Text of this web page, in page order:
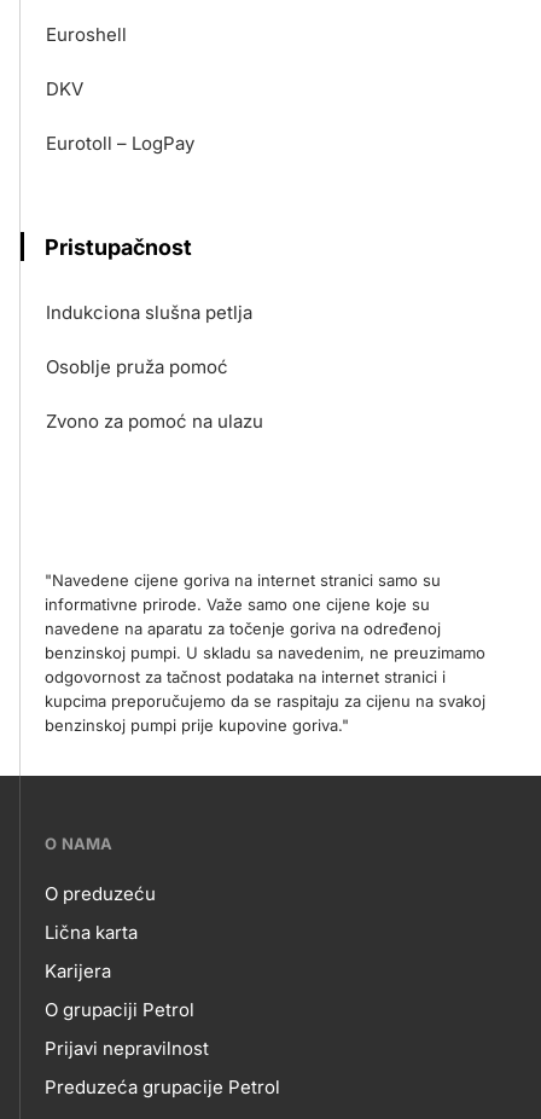
Euroshell
DKV
Eurotoll – LogPay
Pristupačnost
Indukciona slušna petlja
Osoblje pruža pomoć
Zvono za pomoć na ulazu
"Navedene cijene goriva na internet stranici samo su
informativne prirode. Važe samo one cijene koje su
navedene na aparatu za točenje goriva na određenoj
benzinskoj pumpi. U skladu sa navedenim, ne preuzimamo
odgovornost za tačnost podataka na internet stranici i
kupcima preporučujemo da se raspitaju za cijenu na svakoj
benzinskoj pumpi prije kupovine goriva."
???
skupno.footer-
title???
O NAMA
O
NAMA
O preduzeću
Lična karta
Karijera
O grupaciji Petrol
Prijavi nepravilnost
Preduzeća grupacije Petrol